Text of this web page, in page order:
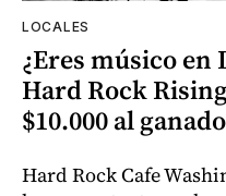
LOCALES
¿Eres músico en
Hard Rock
$10.000 al
Hard Rock Cafe